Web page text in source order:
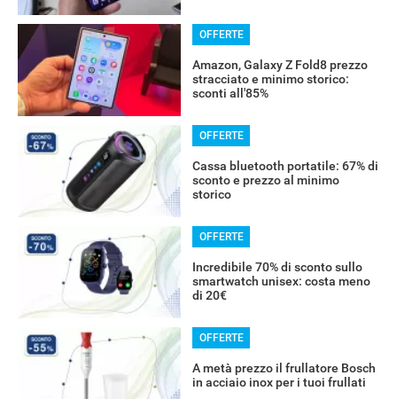
OFFERTE
Amazon, Galaxy Z Fold8 prezzo
stracciato e minimo storico:
sconti all'85%
OFFERTE
Cassa bluetooth portatile: 67% di
sconto e prezzo al minimo
storico
OFFERTE
Incredibile 70% di sconto sullo
smartwatch unisex: costa meno
di 20€
OFFERTE
A metà prezzo il frullatore Bosch
in acciaio inox per i tuoi frullati